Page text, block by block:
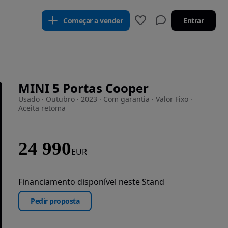
Começar a vender Entrar
MINI 5 Portas Cooper
Usado · Outubro · 2023 · Com garantia · Valor Fixo ·
Aceita retoma
24 990EUR
Financiamento disponível neste Stand
Pedir proposta